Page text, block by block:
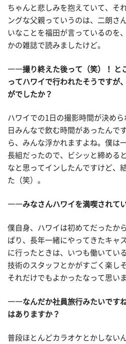
ちゃんと悲しみを抱えていて、そ
ングな父親っていうのは、二朗さ
いなことを福田が言っているのを
かの雑誌で読みましたけど。
――撮り終えた後って（笑）！ と
ってハワイで行われたそうですが
がでしたか？
ハワイでの1日の撮影時間が決め
日みんなで飲む時間があったんで
ら、みんな浮かれますよね。僕は
長組だったので、ビシッと締める
なと思ってインしたんですけど、
た（笑）。
――みなさんハワイを満喫されてい
僕自身、ハワイは初めてだったか
ぱり、長年一緒にやってきたキャ
に行ったときは、いつも働いてい
技術のスタッフとかがすごく楽し
それだけでもよかったなって思いま
――なんだか社員旅行みたいです
はありますか？
普段ほとんどカラオケとかしない